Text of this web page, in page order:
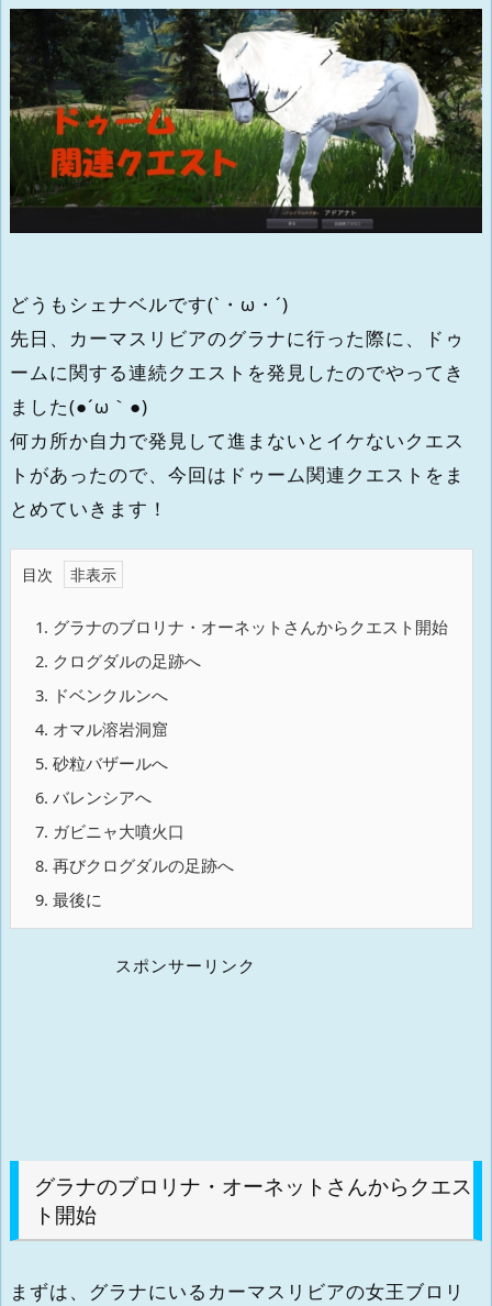
どうもシェナベルです(`・ω・´)
先日、カーマスリビアのグラナに行った際に、ドゥ
ームに関する連続クエストを発見したのでやってき
ました(●´ω｀●)
何カ所か自力で発見して進まないとイケないクエス
トがあったので、今回はドゥーム関連クエストをま
とめていきます！
目次
1. グラナのブロリナ・オーネットさんからクエスト開始
2. クログダルの足跡へ
3. ドベンクルンへ
4. オマル溶岩洞窟
5. 砂粒バザールへ
6. バレンシアへ
7. ガビニャ大噴火口
8. 再びクログダルの足跡へ
9. 最後に
スポンサーリンク
グラナのブロリナ・オーネットさんからクエス
ト開始
まずは、グラナにいるカーマスリビアの女王ブロリ